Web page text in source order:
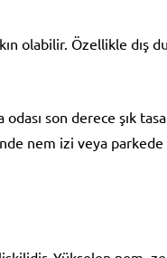
olabilir. Özellikle dış
son derece şık
nem izi veya